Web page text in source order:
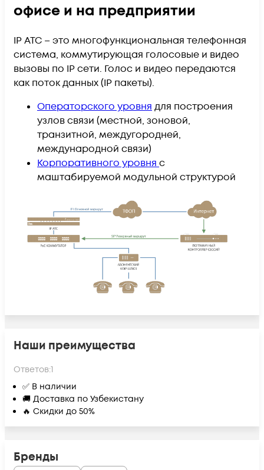
офисе и на предприятии
IP АТС – это многофункциональная телефонная
система, коммутирующая голосовые и видео
вызовы по IP сети. Голос и видео передаются
как поток данных (IP пакеты).
Операторского уровня для построения
узлов связи (местной, зоновой,
транзитной, междугородней,
международной связи)
Корпоративного уровня c
маштабируемой модульной структурой
Наши преимущества
Ответов:1
✅ В наличии
🚚 Доставка по Узбекистану
🔥 Скидки до 50%
Бренды